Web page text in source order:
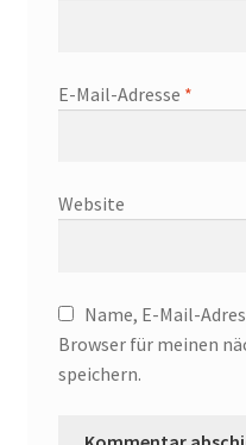
E-Mail-Adresse *
Website
Name, E-Mail-
Browser für meinen
speichern.